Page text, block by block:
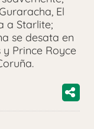
El
a Starlite;
se desata en
Prince Royce